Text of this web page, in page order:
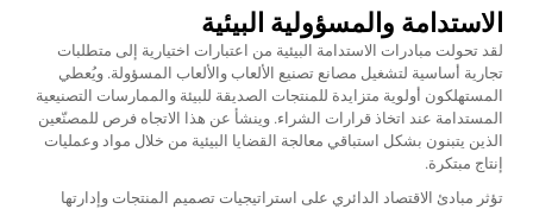
الاستدامة والمسؤولية البيئية
لقد تحولت مبادرات الاستدامة البيئية من اعتبارات اختيارية إلى متطلبات
تجارية أساسية لتشغيل مصانع تصنيع الألعاب والألعاب المسؤولة. ويُعطي
المستهلكون أولوية متزايدة للمنتجات الصديقة للبيئة والممارسات التصنيعية
المستدامة عند اتخاذ قرارات الشراء. وينشأ عن هذا الاتجاه فرص للمصنّعين
الذين يتبنون بشكل استباقي معالجة القضايا البيئية من خلال مواد وعمليات
إنتاج مبتكرة.
تؤثر مبادئ الاقتصاد الدائري على استراتيجيات تصميم المنتجات وإدارتها